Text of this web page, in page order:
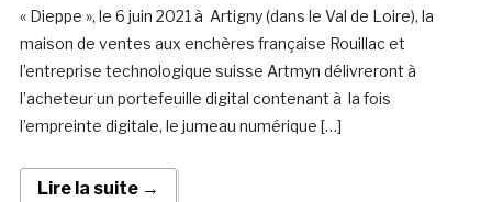
« Dieppe », le 6 juin 2021 à Artigny (dans le Val de Loire), la
maison de ventes aux enchères française Rouillac et
l’entreprise technologique suisse Artmyn délivreront à
l’acheteur un portefeuille digital contenant à la fois
l’empreinte digitale, le jumeau numérique […]
Lire la suite →